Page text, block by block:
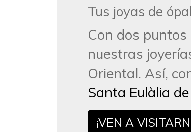
Tus joyas de
jumbotron
Con dos
nuestras
Oriental. Así,
Santa Eulàlia
¡VEN A